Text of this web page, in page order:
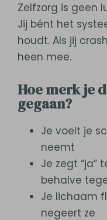
Zelfzorg is geen
Jij bént het
houdt. Als jij
heen mee.
Hoe merk je
gegaan?
Je voelt je
neemt
Je zegt “ja”
behalve
Je lichaam
negeert ze